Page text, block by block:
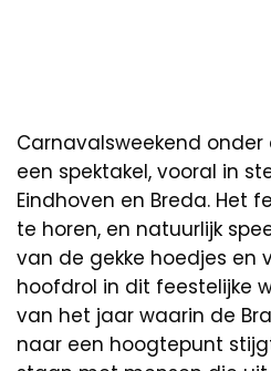
Carnavalsweekend
een spektakel, vooral in
Eindhoven en Breda. Het
te horen, en natuurlijk
van de gekke hoedjes en
hoofdrol in dit feestelijke
van het jaar waarin de
naar een hoogtepunt